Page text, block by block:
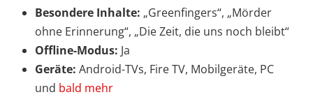
Besondere Inhalte: „Greenfingers“, „Mörder
ohne Erinnerung“, „Die Zeit, die uns noch bleibt“
Offline-Modus: Ja
Geräte: Android-TVs, Fire TV, Mobilgeräte, PC
und bald mehr